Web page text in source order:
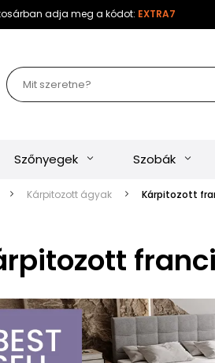
adja meg a kódot: EXTRA7
Szőnyegek Szobák
Kárpitozott ágyak Kárpitozott